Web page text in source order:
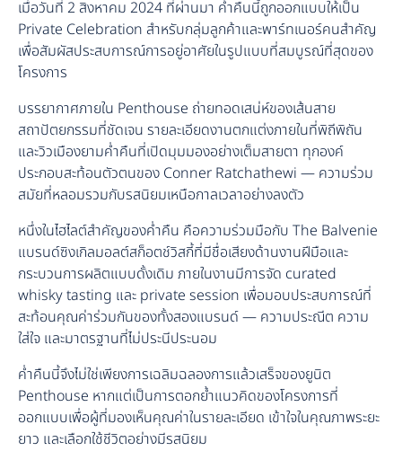
เมื่อวันที่ 2 สิงหาคม 2024 ที่ผ่านมา ค่ำคืนนี้ถูกออกแบบให้เป็น
Private Celebration สำหรับกลุ่มลูกค้าและพาร์ทเนอร์คนสำคัญ
เพื่อสัมผัสประสบการณ์การอยู่อาศัยในรูปแบบที่สมบูรณ์ที่สุดของ
โครงการ
บรรยากาศภายใน Penthouse ถ่ายทอดเสน่ห์ของเส้นสาย
สถาปัตยกรรมที่ชัดเจน รายละเอียดงานตกแต่งภายในที่พิถีพิถัน
และวิวเมืองยามค่ำคืนที่เปิดมุมมองอย่างเต็มสายตา ทุกองค์
ประกอบสะท้อนตัวตนของ Conner Ratchathewi — ความร่วม
สมัยที่หลอมรวมกับรสนิยมเหนือกาลเวลาอย่างลงตัว
หนึ่งในไฮไลต์สำคัญของค่ำคืน คือความร่วมมือกับ The Balvenie
แบรนด์ซิงเกิลมอลต์สก็อตช์วิสกี้ที่มีชื่อเสียงด้านงานฝีมือและ
กระบวนการผลิตแบบดั้งเดิม ภายในงานมีการจัด curated
whisky tasting และ private session เพื่อมอบประสบการณ์ที่
สะท้อนคุณค่าร่วมกันของทั้งสองแบรนด์ — ความประณีต ความ
ใส่ใจ และมาตรฐานที่ไม่ประนีประนอม
ค่ำคืนนี้จึงไม่ใช่เพียงการเฉลิมฉลองการแล้วเสร็จของยูนิต
Penthouse หากแต่เป็นการตอกย้ำแนวคิดของโครงการที่
ออกแบบเพื่อผู้ที่มองเห็นคุณค่าในรายละเอียด เข้าใจในคุณภาพระยะ
ยาว และเลือกใช้ชีวิตอย่างมีรสนิยม